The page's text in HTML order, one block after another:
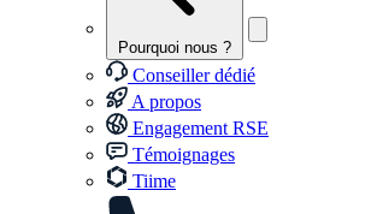
Pourquoi nous ?
Conseiller dédié
A propos
Engagement RSE
Témoignages
Tiime